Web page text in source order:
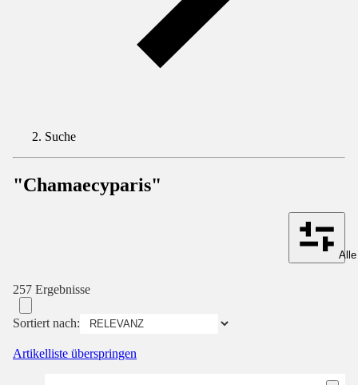
Suche
"Chamaecyparis"
257 Ergebnisse
Sortiert nach:
Artikelliste überspringen